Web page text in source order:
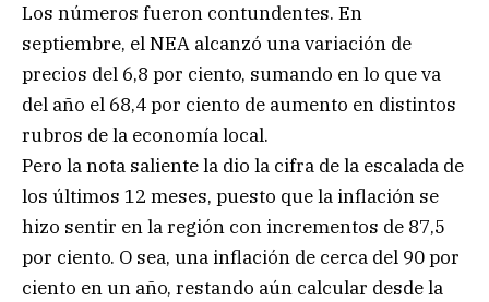
Los números fueron contundentes. En
septiembre, el NEA alcanzó una variación de
precios del 6,8 por ciento, sumando en lo que va
del año el 68,4 por ciento de aumento en distintos
rubros de la economía local.
Pero la nota saliente la dio la cifra de la escalada de
los últimos 12 meses, puesto que la inflación se
hizo sentir en la región con incrementos de 87,5
por ciento. O sea, una inflación de cerca del 90 por
ciento en un año, restando aún calcular desde la